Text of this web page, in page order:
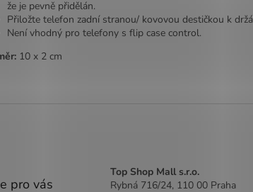
že je pevně přidělán.
Přiložte telefon zadní stranou/ kovovou destičkou k
Není vhodný pro telefony s flip case control.
10 x 2 cm
pro vás
Top Shop Mall s.r.o.
Rybná 716/24, 110 00 Praha